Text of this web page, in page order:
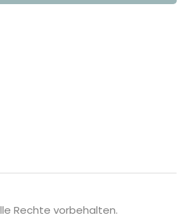
Rechte vorbehalten.